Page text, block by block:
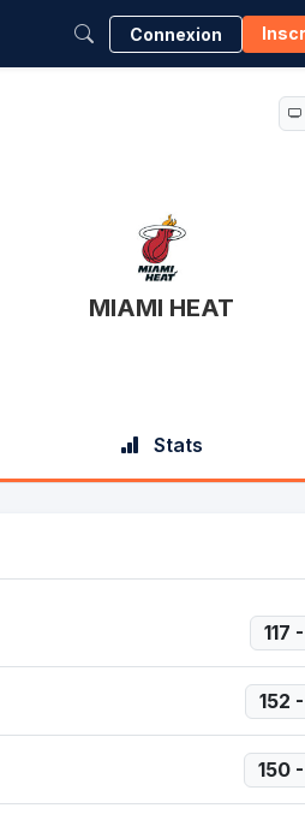
Connexion
MIAMI HEAT
Stats
117
152
150